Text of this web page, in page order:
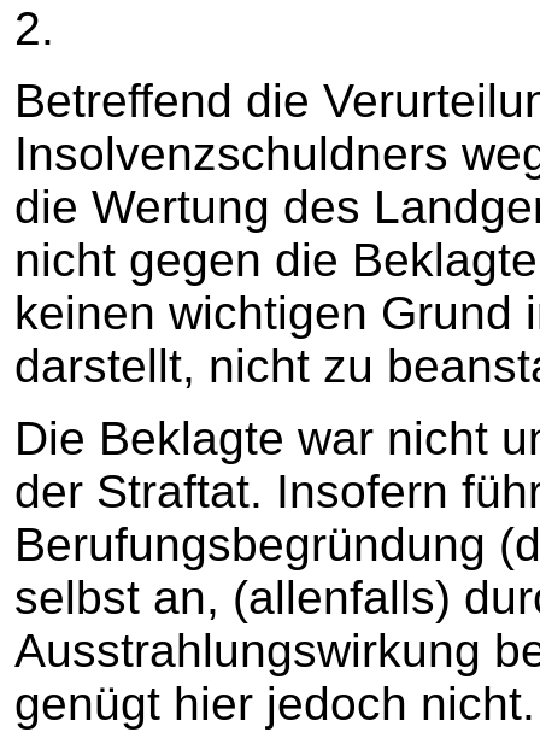
2.
Betreffend die
Insolvenzschuldners
die Wertung des
nicht gegen die
keinen wichtigen Grund
darstellt, nicht zu
Die Beklagte war nicht
der Straftat. Insofern
Berufungsbegründung
selbst an, (allenfalls)
Ausstrahlungswirkung
genügt hier jedoch nicht.